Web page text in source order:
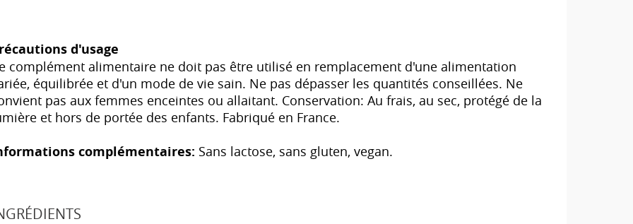
d'usage
complément alimentaire ne doit pas être utilisé en remplacement d'une alimentation
équilibrée et d'un mode de vie sain. Ne pas dépasser les quantités conseillées. Ne
pas aux femmes enceintes ou allaitant. Conservation: Au frais, au sec, protégé de la
et hors de portée des enfants. Fabriqué en France.
complémentaires: Sans lactose, sans gluten, vegan.